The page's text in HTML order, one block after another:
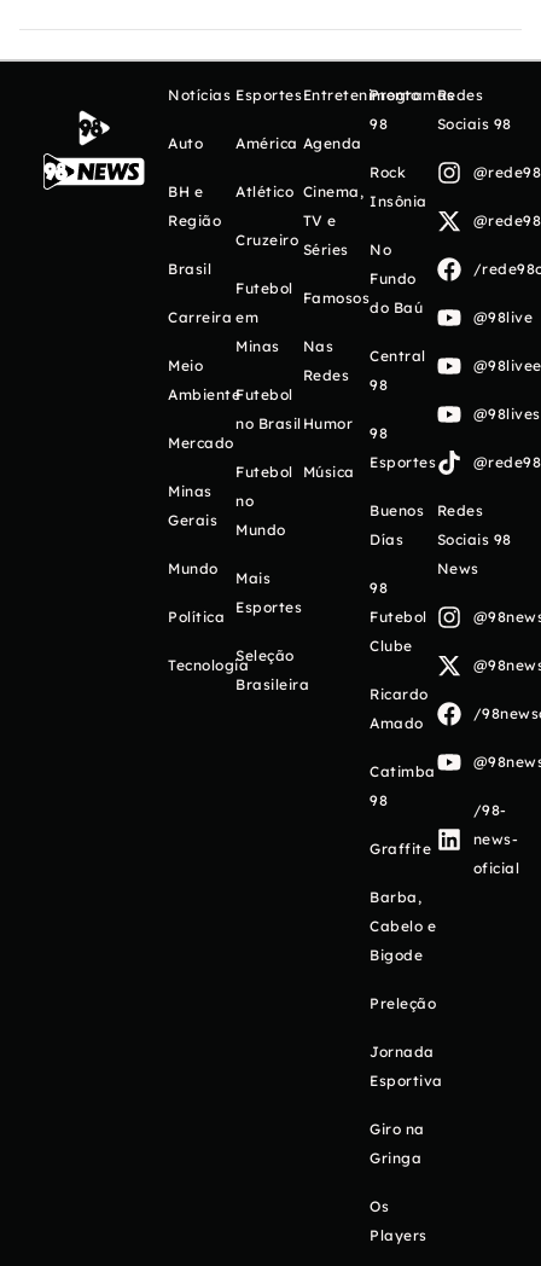
Notícias
Auto
BH e
Região
Brasil
Carreira
Meio
Ambiente
Mercado
Minas
Gerais
Mundo
Política
Tecnologia
Esportes
América
Atlético
Cruzeiro
Futebol
em
Minas
Futebol
no Brasil
Futebol
no
Mundo
Mais
Esportes
Seleção
Brasileira
Entretenimento
Agenda
Cinema,
TV e
Séries
Famosos
Nas
Redes
Humor
Música
Programas
98
Rock
Insônia
No
Fundo
do Baú
Central
98
98
Esportes
Buenos
Días
98
Futebol
Clube
Ricardo
Amado
Catimba
98
Graffite
Barba,
Cabelo e
Bigode
Preleção
Jornada
Esportiva
Giro na
Gringa
Os
Players
Redes
Sociais 98
/
@98live
Redes
Sociais 98
News
/
/98-
news-
oficial